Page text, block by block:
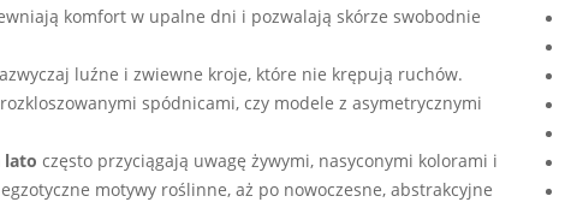
komfort w upalne dni i pozwalają skórze swobodnie
luźne i zwiewne kroje, które nie krępują ruchów.
spódnicami, czy modele z asymetrycznymi
lato często przyciągają uwagę żywymi, nasyconymi kolorami i
motywy roślinne, aż po nowoczesne, abstrakcyjne